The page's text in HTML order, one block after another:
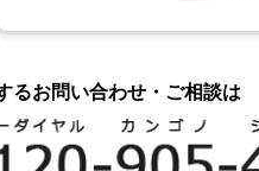
るお問い合わせ・ご相談は